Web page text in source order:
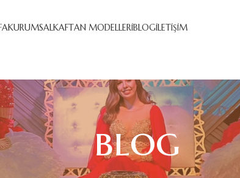
KURUMSALKAFTAN MODELLERİBLOGİLETİŞİM
blog